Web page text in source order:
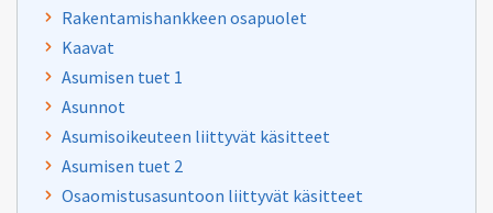
Rakentamishankkeen osapuolet
Kaavat
Asumisen tuet 1
Asunnot
Asumisoikeuteen liittyvät käsitteet
Asumisen tuet 2
Osaomistusasuntoon liittyvät käsitteet